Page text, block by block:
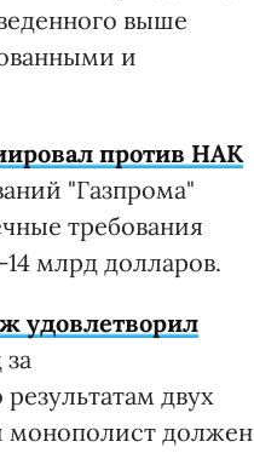
выше
и
против НАК
"Газпрома"
требования
млрд долларов.
удовлетворил
двух
монополист должен